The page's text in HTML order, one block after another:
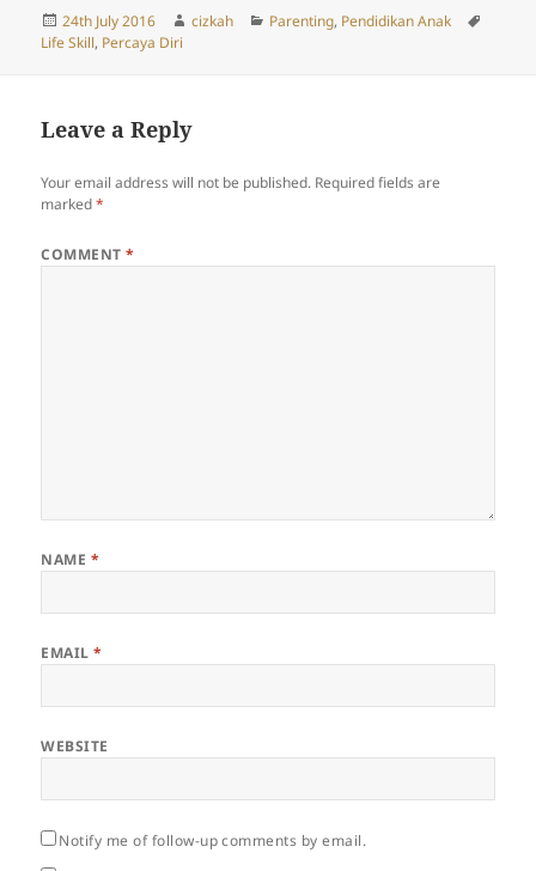
Posted
on
24th July 2016 Author
cizkah Categories
Parenting, Pendidikan Anak
Life Skill, Percaya Diri
Leave a Reply
Your email address will not be published. Required fields are
marked*
COMMENT*
NAME *
EMAIL*
WEBSITE
Notify me of follow-up comments by email.